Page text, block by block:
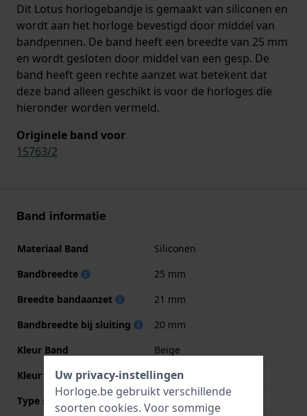
Dit Lotus horlogebandje is gemaakt van siliconen en
wordt aan het horloge bevestigd door middel van
bandpennen. De band heeft een breedte van 25 mm
en wordt gesloten door middel van een gesp. De
band heeft geen rechte aanzet wat betekent dat
deze band alleen geschikt is voor de horloges die
hieronder worden vermeld.
Originele band voor
15763/2
Band informatie
Materiaal Band
Siliconen
Bandbreedte
25 mm
Breedte bandaanzet
21 mm
Bandbreedte bij sluiting
20 mm
Kleur Band
Beige
Kleur stiksel
NVT
Type sluiting
Uw privacy-instellingen
Horloge.be gebruikt verschillende
soorten cookies. Voor sommige